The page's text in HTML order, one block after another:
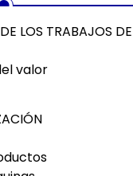
LOS TRABAJOS
valor